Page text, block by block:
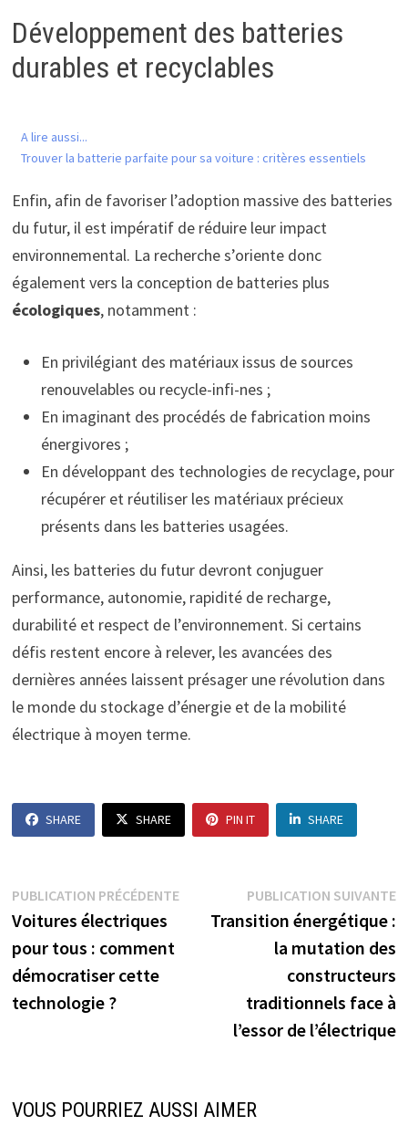
Développement des batteries
durables et recyclables
A lire aussi...
Trouver la batterie parfaite pour sa voiture : critères essentiels
Enfin, afin de favoriser l’adoption massive des batteries
du futur, il est impératif de réduire leur impact
environnemental. La recherche s’oriente donc
également vers la conception de batteries plus
écologiques, notamment :
En privilégiant des matériaux issus de sources
renouvelables ou recycle-infi-nes ;
En imaginant des procédés de fabrication moins
énergivores ;
En développant des technologies de recyclage, pour
récupérer et réutiliser les matériaux précieux
présents dans les batteries usagées.
Ainsi, les batteries du futur devront conjuguer
performance, autonomie, rapidité de recharge,
durabilité et respect de l’environnement. Si certains
défis restent encore à relever, les avancées des
dernières années laissent présager une révolution dans
le monde du stockage d’énergie et de la mobilité
électrique à moyen terme.
SHARE SHARE PIN IT SHARE
Navigation
de
l’article
PUBLICATION PRÉCÉDENTEPublication
précédente :
Voitures électriques
pour tous : comment
démocratiser cette
technologie ?
PUBLICATION SUIVANTE
Transition énergétique :
la mutation des
constructeurs
traditionnels face à
l’essor de l’électrique
VOUS POURRIEZ AUSSI AIMER